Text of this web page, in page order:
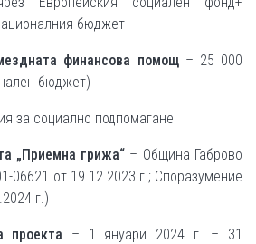
бюджет
финансова помощ– 25 000
бюджет)
за социално подпомагане
„Приемна грижа“ – Община Габрово
06621 от 19.12.2023 г.; Споразумение
г.)
проекта – 1 януари 2024 г. – 31